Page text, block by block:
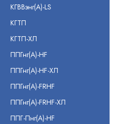
КГВВэнг(А)-LS
КГТП
КГТП-ХЛ
ППГнг(А)-HF
ППГнг(А)-HF-ХЛ
ППГнг(А)-FRHF
ППГнг(А)-FRHF-ХЛ
ППГ-Пнг(А)-HF